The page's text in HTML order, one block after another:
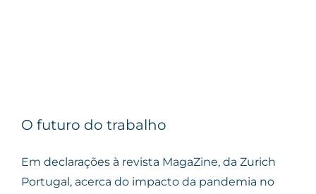
O futuro do trabalho
Em declarações à revista MagaZine, da Zurich
Portugal, acerca do impacto da pandemia no